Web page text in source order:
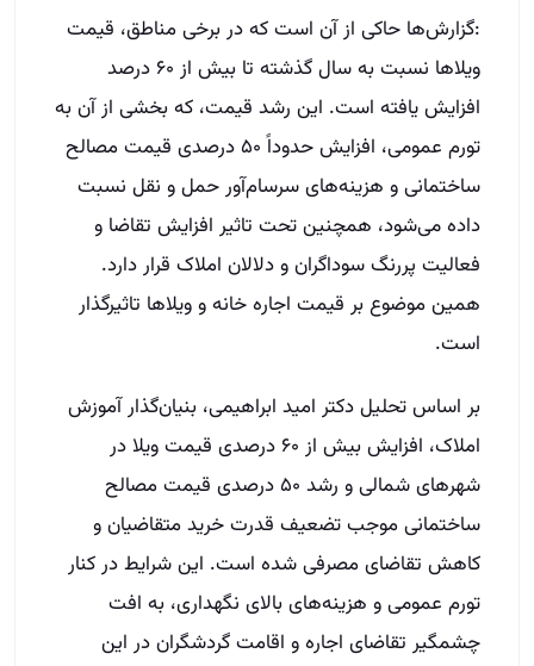
:گزارش‌ها حاکی از آن است که در برخی مناطق، قیمت
ویلا‌ها نسبت به سال گذشته تا بیش از ۶۰ درصد
افزایش یافته است. این رشد قیمت، که بخشی از آن به
تورم عمومی، افزایش حدوداً ۵۰ درصدی قیمت مصالح
ساختمانی و هزینه‌های سرسام‌آور حمل و نقل نسبت
داده می‌شود، همچنین تحت تاثیر افزایش تقاضا و
فعالیت پررنگ سوداگران و دلالان املاک قرار دارد.
همین موضوع بر قیمت اجاره خانه و ویلا‌ها تاثیرگذار
است.
بر اساس تحلیل دکتر امید ابراهیمی، بنیان‌گذار آموزش
املاک، افزایش بیش از ۶۰ درصدی قیمت ویلا در
شهرهای شمالی و رشد ۵۰ درصدی قیمت مصالح
ساختمانی موجب تضعیف قدرت خرید متقاضیان و
کاهش تقاضای مصرفی شده است. این شرایط در کنار
تورم عمومی و هزینه‌های بالای نگهداری، به افت
چشمگیر تقاضای اجاره و اقامت گردشگران در این